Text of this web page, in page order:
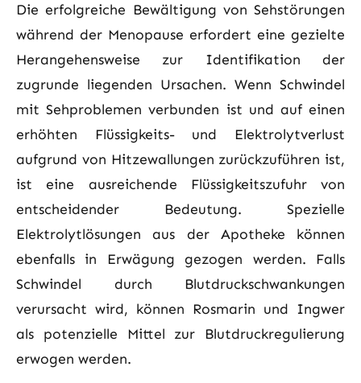
Die erfolgreiche Bewältigung von Sehstörungen
während der Menopause erfordert eine gezielte
Herangehensweise zur Identifikation der
zugrunde liegenden Ursachen. Wenn Schwindel
mit Sehproblemen verbunden ist und auf einen
erhöhten Flüssigkeits- und Elektrolytverlust
aufgrund von Hitzewallungen zurückzuführen ist,
ist eine ausreichende Flüssigkeitszufuhr von
entscheidender Bedeutung. Spezielle
Elektrolytlösungen aus der Apotheke können
ebenfalls in Erwägung gezogen werden. Falls
Schwindel durch Blutdruckschwankungen
verursacht wird, können Rosmarin und Ingwer
als potenzielle Mittel zur Blutdruckregulierung
erwogen werden.